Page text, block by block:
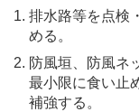
排水路等を点検
める。
防風垣、防風ネ
最小限に食い止
補強する。